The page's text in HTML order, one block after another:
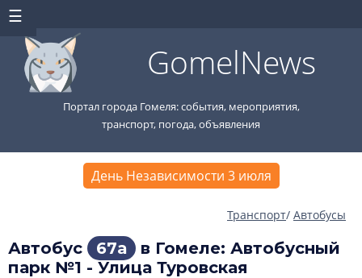
GomelNews
Портал города Гомеля: события, мероприятия,
транспорт, погода, объявления
День Независимости 3 июля
Транспорт/ Автобусы
Автобус 67а
в Гомеле: Автобусный
парк №1 - Улица Туровская